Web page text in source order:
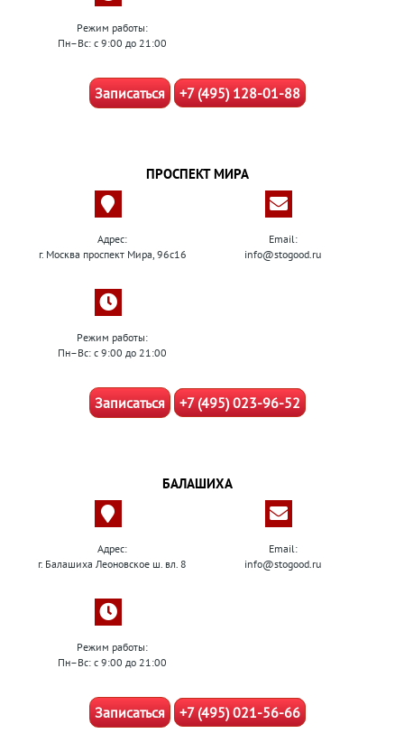
Режим работы:
Пн–Вс: с 9:00 до 21:00
Записаться +7 (495) 128-01-88
ПРОСПЕКТ МИРА
Адрес:
г. Москва проспект Мира, 96с16
Email:
info@stogood.ru
Режим работы:
Пн–Вс: с 9:00 до 21:00
Записаться +7 (495) 023-96-52
БАЛАШИХА
Адрес:
г. Балашиха Леоновское ш. вл. 8
Email:
info@stogood.ru
Режим работы:
Пн–Вс: с 9:00 до 21:00
Записаться +7 (495) 021-56-66